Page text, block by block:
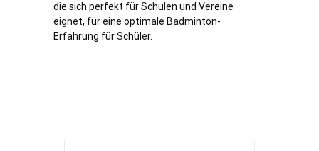
die sich perfekt für Schulen und Vereine
eignet, für eine optimale Badminton-
Erfahrung für Schüler.